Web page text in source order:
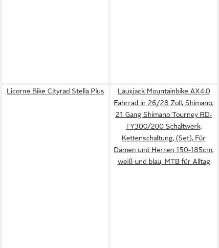
Licorne Bike Cityrad Stella Plus
Lauxjack Mountainbike AX4.0
Fahrrad in 26/28 Zoll, Shimano,
21 Gang Shimano Tourney RD-
TY300/200 Schaltwerk,
Kettenschaltung, (Set), Für
Damen und Herren 150-185cm,
weiß und blau, MTB für Alltag